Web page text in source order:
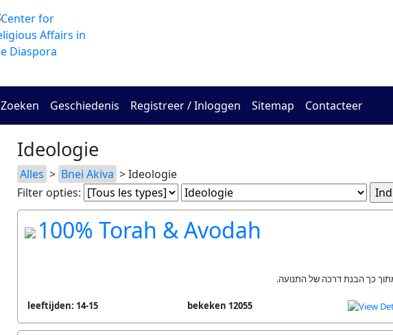
Zoeken Geschiedenis Registreer / Inloggen Sitemap Contacteer
Ideologie
Alles > Bnei Akiva > Ideologie
Filter opties:
100% Torah & Avodah
כך הבנת דרכה של התנועה.
leeftijden: 14-15 12055 bekeken